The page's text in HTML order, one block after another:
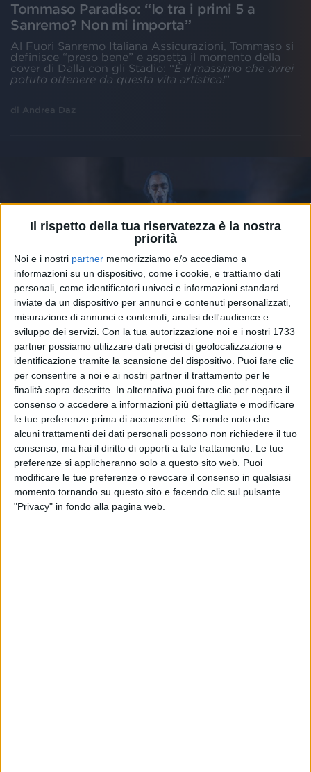
Il rispetto della tua riservatezza è la nostra
priorità
Noi e i nostri partner memorizziamo e/o accediamo a
informazioni su un dispositivo, come i cookie, e trattiamo dati
personali, come identificatori univoci e informazioni standard
inviate da un dispositivo per annunci e contenuti personalizzati,
misurazione di annunci e contenuti, analisi dell'audience e
sviluppo dei servizi. Con la tua autorizzazione noi e i nostri 1733
partner possiamo utilizzare dati precisi di geolocalizzazione e
identificazione tramite la scansione del dispositivo. Puoi fare clic
per consentire a noi e ai nostri partner il trattamento per le
finalità sopra descritte. In alternativa puoi fare clic per negare il
consenso o accedere a informazioni più dettagliate e modificare
le tue preferenze prima di acconsentire. Si rende noto che
alcuni trattamenti dei dati personali possono non richiedere il tuo
consenso, ma hai il diritto di opporti a tale trattamento. Le tue
preferenze si applicheranno solo a questo sito web. Puoi
modificare le tue preferenze o revocare il consenso in qualsiasi
momento tornando su questo sito e facendo clic sul pulsante
"Privacy" in fondo alla pagina web.
Tommaso Paradiso: “Io tra i primi 5 a
Sanremo? Non mi importa”
Al Fuori Sanremo Italiana Assicurazioni, Tommaso si
definisce “preso bene” e aspetta il momento della
cover di Dalla con gli Stadio: “È il massimo che avrei
potuto ottenere da questa vita artistica!”
di Andrea Daz
IL FORUM APPLAUDE 26 nov 2025
Antonello Venditti: le lezioni di storia su
“Cuore” riprendono a Milano
Ieri sera (martedì 25 novembre), il cantautore
romano ha nuovamente dato il via a “Notte prima
degli esami 40th Anniversary – 2025 Edition. Radio
Italia solomusicaitaliana è radio ufficiale del tour nei
palazzetti: ecco la scaletta
diMara Bizzoco